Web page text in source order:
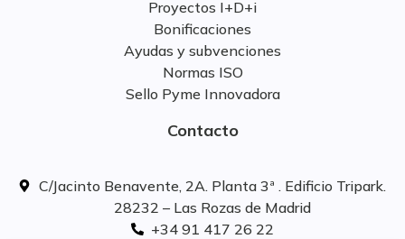
Proyectos I+D+i
Bonificaciones
Ayudas y subvenciones
Normas ISO
Sello Pyme Innovadora
Contacto
C/Jacinto Benavente, 2A. Planta 3ª . Edificio Tripark.
28232 – Las Rozas de Madrid
+34 91 417 26 22